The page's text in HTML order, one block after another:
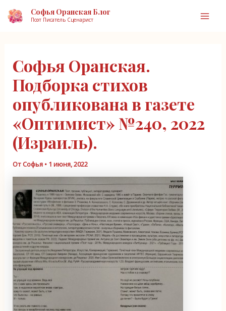
ПерейтиСофья Оранская Блог
Поэт Писатель Сценарист
Софья Оранская.
Подборка стихов
опубликована в газете
«Оптимист» №240, 2022
(Израиль).
ОтСофья • 1 июня, 2022